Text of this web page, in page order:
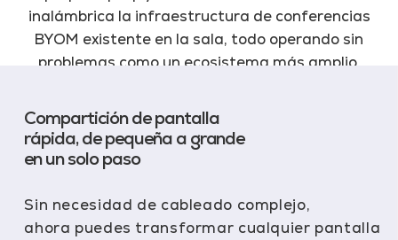
inalámbrica la infraestructura de conferencias
BYOM existente en la sala, todo operando sin
problemas como un ecosistema más amplio.
Compartición de pantalla
rápida, de pequeña a grande
en un solo paso
Sin necesidad de cableado complejo,
ahora puedes transformar cualquier pantalla